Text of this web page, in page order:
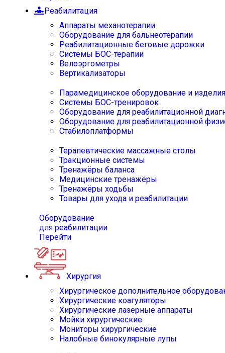
Реабилитация
Аппараты механотерапии
Оборудование для бальнеотерапии
Реабилитационные беговые дорожки
Системы БОС-терапии
Велоэргометры
Вертикализаторы
Парамедицинское оборудование и изделия
Системы БОС-тренировок
Оборудование для реабилитационной
Оборудование для реабилитационной
Стабилоплатформы
Терапевтические массажные столы
Тракционные системы
Тренажёры баланса
Медицинские тренажёры
Тренажёры ходьбы
Товары для ухода и реабилитации
Оборудование
для реабилитации
Перейти
Хирургия
Хирургическое дополнительное
Хирургические коагуляторы
Хирургические лазерные аппараты
Мойки хирургические
Мониторы хирургические
Налобные бинокулярные лупы